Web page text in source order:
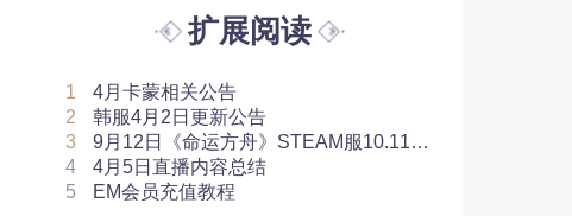
扩展阅读
1
4月卡蒙相关公告
2
韩服4月2日更新公告
3
版本汉化补丁
4
4月5日直播内容总结
5
EM会员充值教程